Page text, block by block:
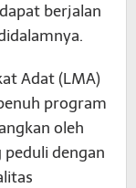
berjalan
Adat (LMA)
program
oleh
peduli dengan